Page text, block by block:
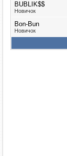
BUBLIK$$
Новичок
Bon-Bun
Новичок